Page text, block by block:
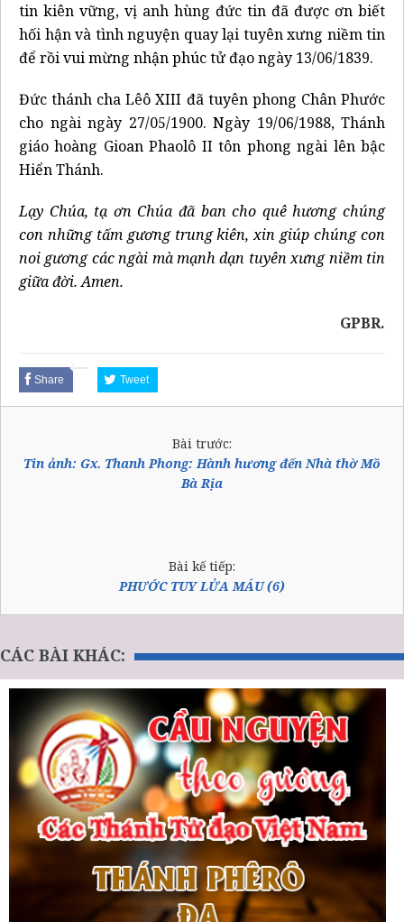
tin kiên vững, vị anh hùng đức tin đã được ơn biết
hối hận và tình nguyện quay lại tuyên xưng niềm tin
để rồi vui mừng nhận phúc tử đạo ngày 13/06/1839.
Đức thánh cha Lêô XIII đã tuyên phong Chân Phước
cho ngài ngày 27/05/1900. Ngày 19/06/1988, Thánh
giáo hoàng Gioan Phaolô II tôn phong ngài lên bậc
Hiển Thánh.
Lạy Chúa, tạ ơn Chúa đã ban cho quê hương chúng
con những tấm gương trung kiên, xin giúp chúng con
noi gương các ngài mà mạnh dạn tuyên xưng niềm tin
giữa đời. Amen.
GPBR.
Share Tweet
Bài trước:
Tin ảnh: Gx. Thanh Phong: Hành hương đến Nhà thờ Mồ
Bà Rịa
Bài kế tiếp:
PHƯỚC TUY LỬA MÁU (6)
CÁC BÀI KHÁC: